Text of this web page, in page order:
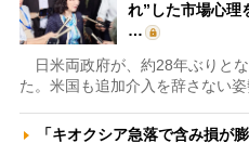
れ”した市場心理
…
日米両政府が、約28年ぶりと
た。米国も追加介入を辞さない
「キオクシア急落で含み損が